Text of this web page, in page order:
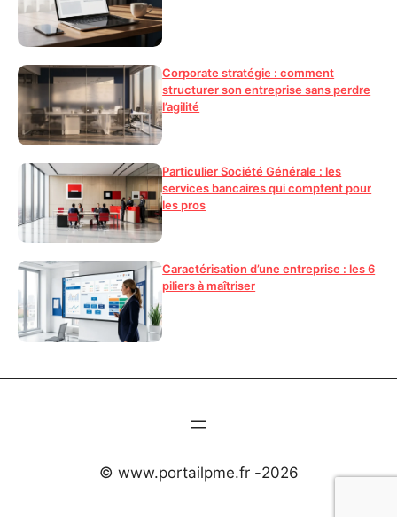
Corporate stratégie : comment
structurer son entreprise sans perdre
l’agilité
Particulier Société Générale : les
services bancaires qui comptent pour
les pros
Caractérisation d’une entreprise : les 6
piliers à maîtriser
© www.portailpme.fr -2026